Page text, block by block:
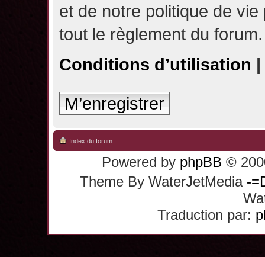
et de notre politique de
tout le règlement du forum.
Conditions d’utilisation |
M’enregistrer
Index du forum
Powered by phpBB ©
Theme By WaterJetMedia -
Traduction par: